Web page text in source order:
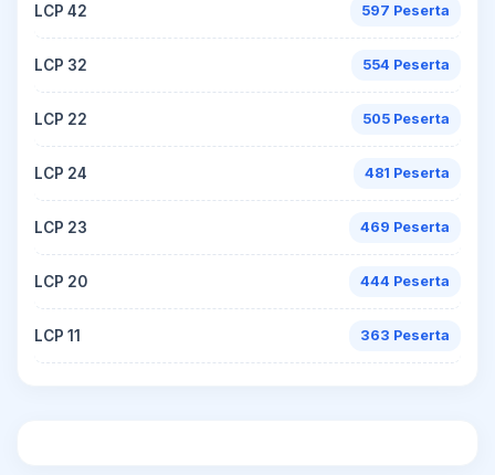
LCP 42 597 Peserta
LCP 32 554 Peserta
LCP 22 505 Peserta
LCP 24 481 Peserta
LCP 23 469 Peserta
LCP 20 444 Peserta
LCP 11 363 Peserta